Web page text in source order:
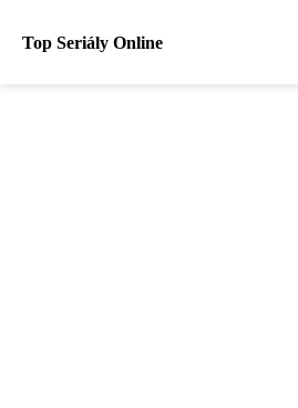
Top Seriály Online